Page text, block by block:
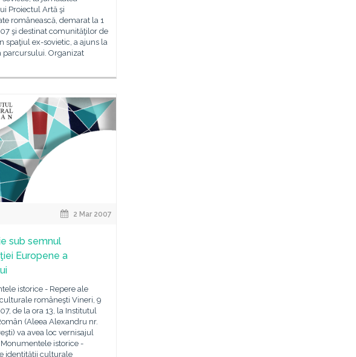
Proiectul Artă şi
românească, demarat la 1
şi destinat comunităţilor de
spaţiul ex-sovietic, a ajuns la
parcursului. Organizat
2 Mar 2007
sub semnul
Europene a
istorice - Repere ale
româneşti Vineri, 9
de la ora 13, la Institutul
(Aleea Alexandru nr.
va avea loc vernisajul
istorice -
identităţii culturale